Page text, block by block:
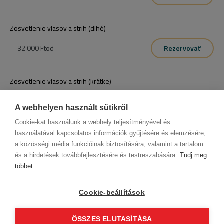
A webhelyen használt sütikről
Cookie-kat használunk a webhely teljesítményével és
használatával kapcsolatos információk gyűjtésére és elemzésére,
a közösségi média funkcióinak biztosítására, valamint a tartalom
és a hirdetések továbbfejlesztésére és testreszabására. Tudj meg
többet
Cookie-beállítások
ÖSSZES ELUTASÍTÁSA
Zosvetlenie vlasov a strih (dlhé)
32 000 Ftod Rezervovať
Zosvetlenie vlasov a strih (krátke)
Sledujte nás!